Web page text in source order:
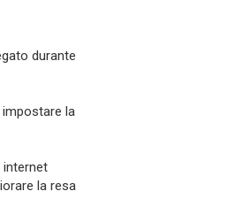
durante
la
internet
la resa